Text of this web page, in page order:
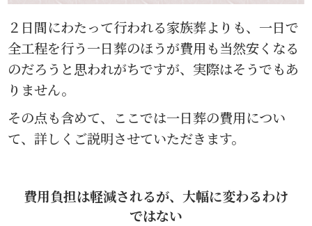
２日間にわたって行われる家族葬よりも、一日で
全工程を行う一日葬のほうが費用も当然安くなる
のだろうと思われがちですが、実際はそうでもあ
りません。
その点も含めて、ここでは一日葬の費用につい
て、詳しくご説明させていただきます。
費用負担は軽減されるが、大幅に変わるわけ
ではない